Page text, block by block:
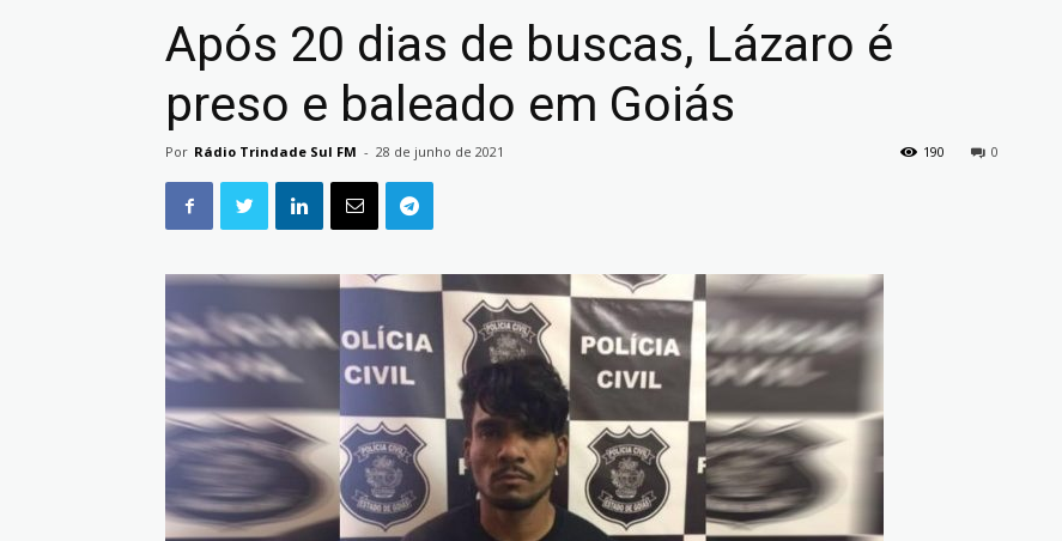
Após 20 dias de buscas, Lázaro é
preso e baleado em Goiás
Por Rádio Trindade Sul FM - 28 de junho de 2021 0
190